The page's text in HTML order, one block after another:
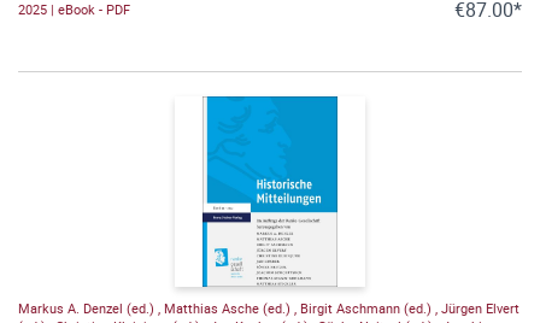
2025 | eBook - PDF €87.00*
Markus A. Denzel (ed.) Matthias Asche (ed.) Birgit Aschmann (ed.) Jürgen Elvert